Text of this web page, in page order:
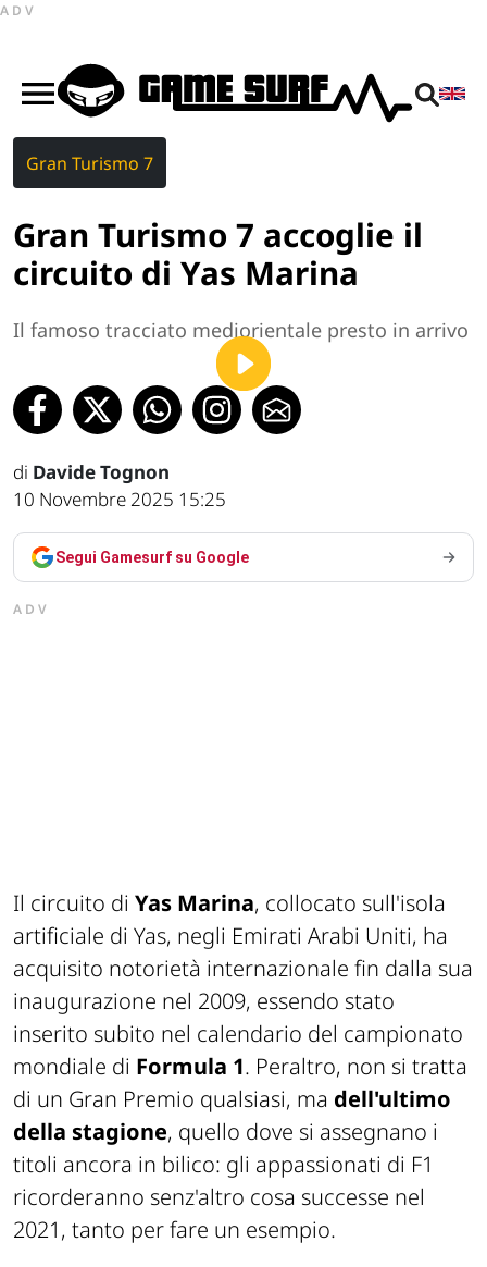
ADV
Gran Turismo 7
Gran Turismo 7 accoglie il
circuito di Yas Marina
Il famoso tracciato mediorientale presto in arrivo
di Davide Tognon
10 Novembre 2025 15:25
Segui Gamesurf su Google
ADV
Il circuito di Yas Marina, collocato sull'isola
artificiale di Yas, negli Emirati Arabi Uniti, ha
acquisito notorietà internazionale fin dalla sua
inaugurazione nel 2009, essendo stato
inserito subito nel calendario del campionato
mondiale di Formula 1. Peraltro, non si tratta
di un Gran Premio qualsiasi, ma dell'ultimo
della stagione, quello dove si assegnano i
titoli ancora in bilico: gli appassionati di F1
ricorderanno senz'altro cosa successe nel
2021, tanto per fare un esempio.